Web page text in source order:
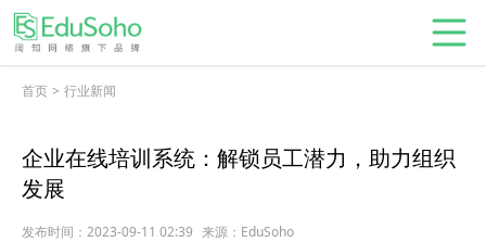
首页 > 行业新闻
企业在线培训系统：解锁员工潜力，助力组织
发展
发布时间：2023-09-11 02:39 来源：EduSoho